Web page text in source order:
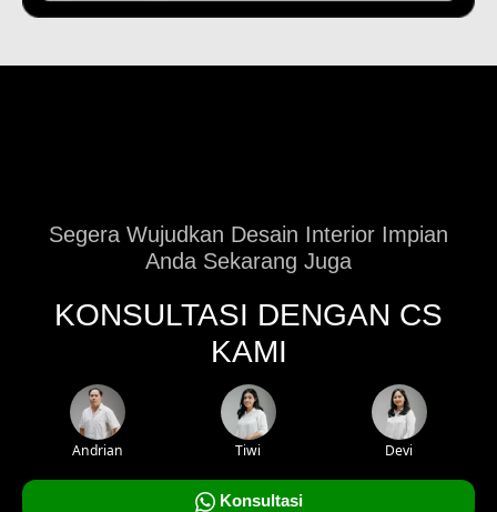
Segera Wujudkan Desain Interior Impian
Anda Sekarang Juga
KONSULTASI DENGAN CS
KAMI
Andrian Tiwi Devi
Konsultasi